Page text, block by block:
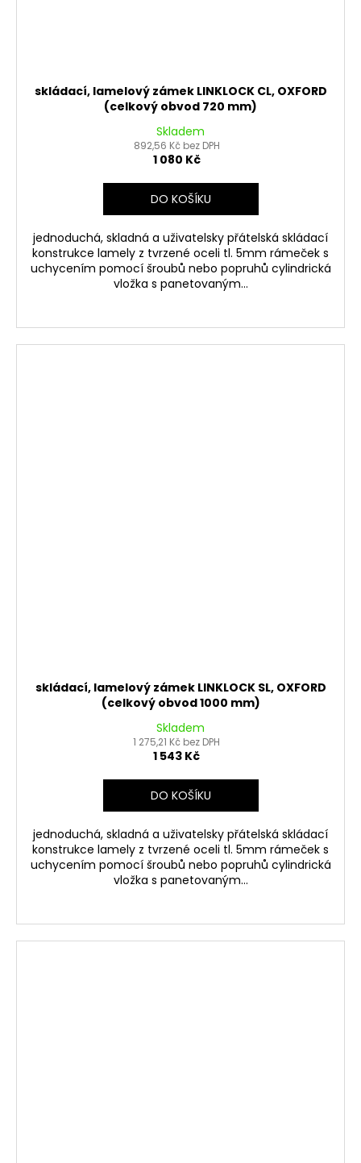
skládací, lamelový zámek LINKLOCK CL, OXFORD
(celkový obvod 720 mm)
Skladem
892,56 Kč bez DPH
1 080 Kč
DO KOŠÍKU
jednoduchá, skladná a uživatelsky přátelská skládací
konstrukce lamely z tvrzené oceli tl. 5mm rámeček s
uchycením pomocí šroubů nebo popruhů cylindrická
vložka s panetovaným...
skládací, lamelový zámek LINKLOCK SL, OXFORD
(celkový obvod 1000 mm)
Skladem
1 275,21 Kč bez DPH
1 543 Kč
DO KOŠÍKU
jednoduchá, skladná a uživatelsky přátelská skládací
konstrukce lamely z tvrzené oceli tl. 5mm rámeček s
uchycením pomocí šroubů nebo popruhů cylindrická
vložka s panetovaným...